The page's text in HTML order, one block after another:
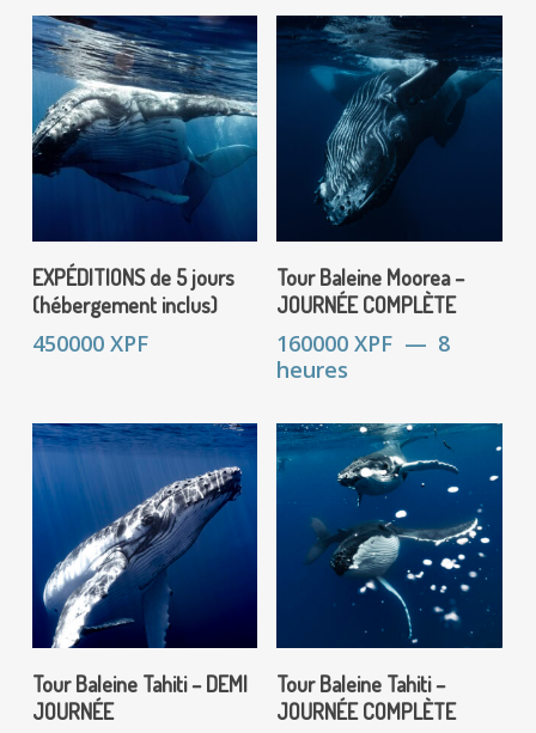
Votre panier est vide.
Go To Shop
Choix Des Options
produit
a
plusieurs
options
peuvent
choisies
sur
page
du
produit
EXPÉDITIONS de 5 jours
(hébergement inclus)
450000 XPF
Réserver
Tour Baleine Moorea –
JOURNÉE COMPLÈTE
160000XPF
8
heures
Réserver
Tour Baleine Tahiti – DEMI
JOURNÉE
Réserver
Tour Baleine Tahiti –
JOURNÉE COMPLÈTE